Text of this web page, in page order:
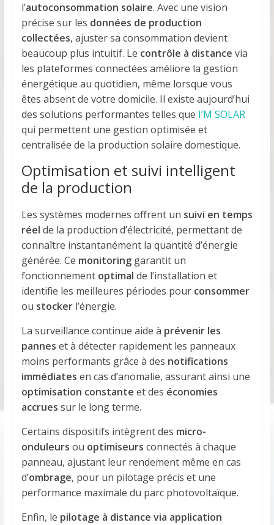
l’autoconsommation solaire. Avec une vision
précise sur les données de production
collectées, ajuster sa consommation devient
beaucoup plus intuitif. Le contrôle à distance via
les plateformes connectées améliore la gestion
énergétique au quotidien, même lorsque vous
êtes absent de votre domicile. Il existe aujourd’hui
des solutions performantes telles que I’M SOLAR
qui permettent une gestion optimisée et
centralisée de la production solaire domestique.
Optimisation et suivi intelligent
de la production
Les systèmes modernes offrent un suivi en temps
réel de la production d’électricité, permettant de
connaître instantanément la quantité d’énergie
générée. Ce monitoringgarantit un
fonctionnement optimal de l’installation et
identifie les meilleures périodes pour consommer
ou stockerl’énergie.
La surveillance continue aide à prévenir les
pannes et à détecter rapidement les panneaux
moins performants grâce à des notifications
immédiates en cas d’anomalie, assurant ainsi une
optimisation constante et des économies
accrues sur le long terme.
Certains dispositifs intègrent des micro-
onduleurs ou optimiseurs connectés à chaque
panneau, ajustant leur rendement même en cas
d’ombrage, pour un pilotage précis et une
performance maximale du parc photovoltaïque.
Enfin, le pilotage à distance via application